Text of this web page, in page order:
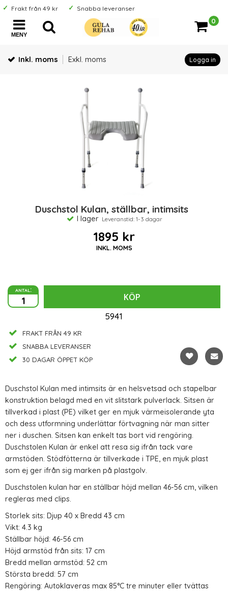
Frakt från 49 kr Snabba leveranser
MENY
0
Inkl. moms Exkl. moms Logga in
Duschstol Kulan, ställbar, intimsits
I lager Leveranstid: 1-3 dagar
1895 kr
INKL. MOMS
antal:
KÖP
5941
FRAKT FRÅN 49 KR
SNABBA LEVERANSER
30 DAGAR ÖPPET KÖP
Duschstol Kulan med intimsits är en helsvetsad och stapelbar
konstruktion belagd med en vit slitstark pulverlack. Sitsen är
tillverkad i plast (PE) vilket ger en mjuk värmeisolerande yta
och dess utformning underlättar förtvagning när man sitter
ner i duschen. Sitsen kan enkelt tas bort vid rengöring.
Duschstolen Kulan är enkel att resa sig ifrån tack vare
armstöden. Stödfötterna är tillverkade i TPE, en mjuk plast
som ej ger ifrån sig marken på plastgolv.
Duschstolen kulan har en ställbar höjd mellan 46-56 cm, vilken
regleras med clips.
Storlek sits: Djup 40 x Bredd 43 cm
Vikt: 4.3 kg
Ställbar höjd: 46-56 cm
Höjd armstöd från sits: 17 cm
Bredd mellan armstöd: 52 cm
Största bredd: 57 cm
Rengöring: Autoklaveras max 85°C tre minuter eller tvättas